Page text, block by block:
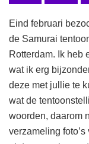
Eind februari
de Samurai
Rotterdam. Ik heb
wat ik erg
deze met jullie te
wat de
woorden, daarom
verzameling